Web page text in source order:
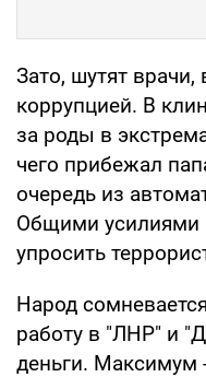
Зато, шутят
коррупцией. В
за роды в
чего прибежал
очередь из
Общими усилиями
упросить
Народ
работу в "ЛНР" и
деньги. Максимум